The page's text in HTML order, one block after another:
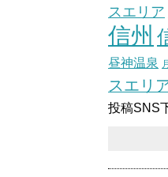
スエリア
信州
昼神温泉
スエリ
投稿SNS